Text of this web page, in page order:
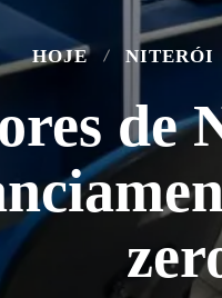
HOJE NITERÓI
de